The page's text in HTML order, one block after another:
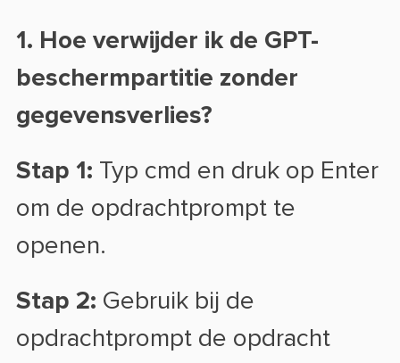
1. Hoe verwijder ik de GPT-
beschermpartitie zonder
gegevensverlies?
Stap 1: Typ cmd en druk op Enter
om de opdrachtprompt te
openen.
Stap 2: Gebruik bij de
opdrachtprompt de opdracht